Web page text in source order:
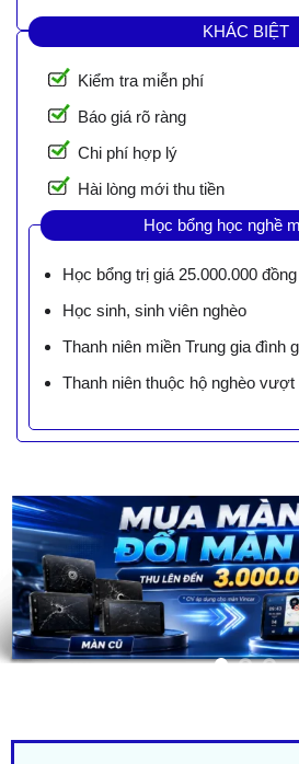
KHÁC BIỆT
Kiểm tra miễn phí
Báo giá rõ ràng
Chi phí hợp lý
Hài lòng mới thu tiền
Học bổng học nghề
Học bổng trị giá 25.000.000 đồng
Học sinh, sinh viên nghèo
Thanh niên miền Trung gia đình
Thanh niên thuộc hộ nghèo vượt